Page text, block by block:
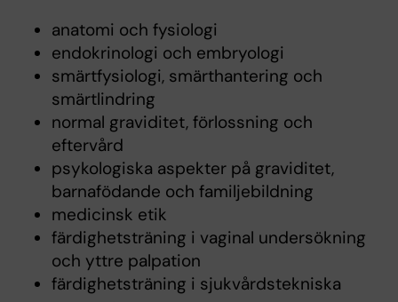
anatomi och fysiologi
endokrinologi och embryologi
smärtfysiologi, smärthantering och
smärtlindring
normal graviditet, förlossning och
eftervård
psykologiska aspekter på graviditet,
barnafödande och familjebildning
medicinsk etik
färdighetsträning i vaginal undersökning
och yttre palpation
färdighetsträning i sjukvårdstekniska